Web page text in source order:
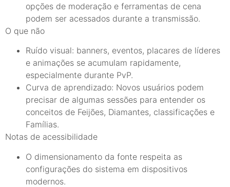
opções de moderação e ferramentas de cena
podem ser acessados durante a transmissão.
O que não
Ruído visual: banners, eventos, placares de líderes
e animações se acumulam rapidamente,
especialmente durante PvP.
Curva de aprendizado: Novos usuários podem
precisar de algumas sessões para entender os
conceitos de Feijões, Diamantes, classificações e
Famílias.
Notas de acessibilidade
O dimensionamento da fonte respeita as
configurações do sistema em dispositivos
modernos.